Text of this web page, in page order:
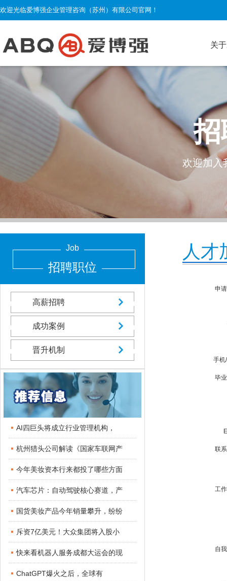
欢迎光临爱博强企业管理咨询（苏州）有限公司官网！
关
欢迎加入
Job
招聘职位
高薪招聘
成功案例
晋升机制
AI四巨头将成立行业管理机构，
杭州猎头公司解读《国家车联网产
今年美妆资本行来都投了哪些方面
汽车芯片：自动驾驶核心赛道，产
国货美妆产品今年销量攀升，纷纷
斥资7亿美元！大众集团将入股小
快来看机器人服务成都大运会的现
ChatGPT爆火之后，全球有
人才
申
手机
毕
联
工
自